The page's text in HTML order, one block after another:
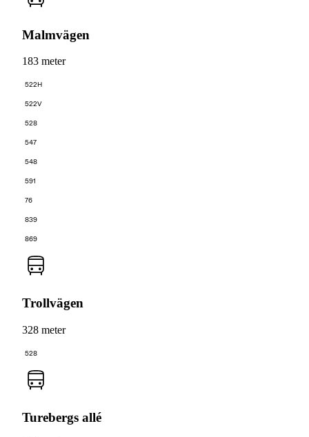
Malmvägen
183 meter
522H
522V
528
547
548
591
76
839
869
Trollvägen
328 meter
528
Turebergs allé